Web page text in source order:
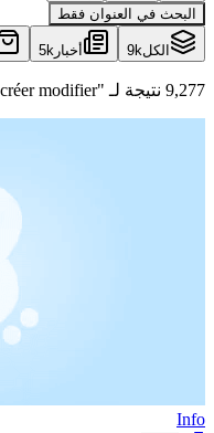
البحث في العنوان فقط
الكل9k أخبار 5k
9,277 نتيجة لـ "créer modifier"
Info